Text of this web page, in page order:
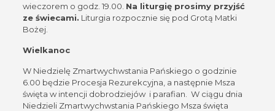
wieczorem o godz. 19.00. Na liturgię prosimy przyjść
ze świecami. Liturgia rozpocznie się pod Grotą Matki
Bożej.
Wielkanoc
W Niedzielę Zmartwychwstania Pańskiego o godzinie
6.00 będzie Procesja Rezurekcyjna, a następnie Msza
święta w intencji dobrodziejów i parafian. W ciągu dnia
Niedzieli Zmartwychwstania Pańskiego Msza święta